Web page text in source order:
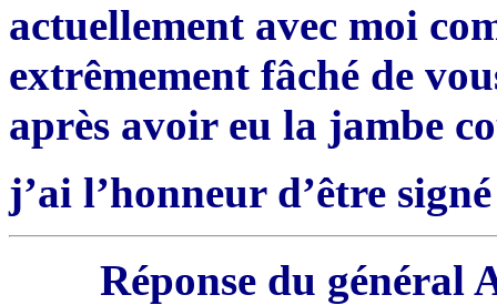
actuellement avec moi
extrêmement fâché de
après avoir eu la jambe
j’ai l’honneur d’être
Réponse du